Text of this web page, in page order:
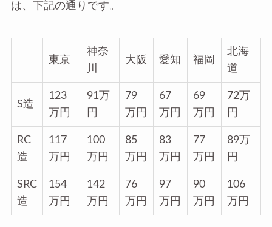
は、下記の通りです。
東京
神奈
川
大阪 愛知 福岡
北海
道
S造
123
万円
91万
円
79
万円
67
万円
69
万円
72万
円
RC
造
117
万円
100
万円
85
万円
83
万円
77
万円
89万
円
SRC
造
154
万円
142
万円
76
万円
97
万円
90
万円
106
万円